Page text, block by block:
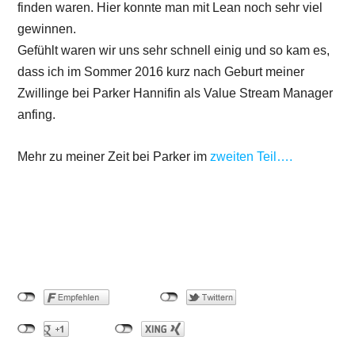
finden waren. Hier konnte man mit Lean noch sehr viel
gewinnen.
Gefühlt waren wir uns sehr schnell einig und so kam es,
dass ich im Sommer 2016 kurz nach Geburt meiner
Zwillinge bei Parker Hannifin als Value Stream Manager
anfing.
Mehr zu meiner Zeit bei Parker imzweiten Teil….